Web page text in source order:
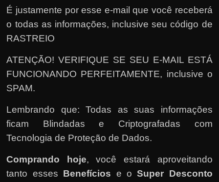
É justamente por esse e-mail que você receberá
o todas as informações, inclusive seu código de
RASTREIO
ATENÇÃO! VERIFIQUE SE SEU E-MAIL ESTÁ
FUNCIONANDO PERFEITAMENTE, inclusive o
SPAM.
Lembrando que: Todas as suas informações
ficam Blindadas e Criptografadas com
Tecnologia de Proteção de Dados.
Comprando hoje, você estará aproveitando
tanto esses Benefícios e oSuper Desconto